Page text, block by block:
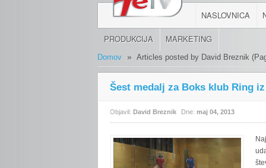
NASLOVNICA
PRODUKCIJA MARKETING
Domov » Articles posted by David Breznik
Šest medalj za Boks klub Ring
Objavil:David Breznik Dne:maj 04, 2013